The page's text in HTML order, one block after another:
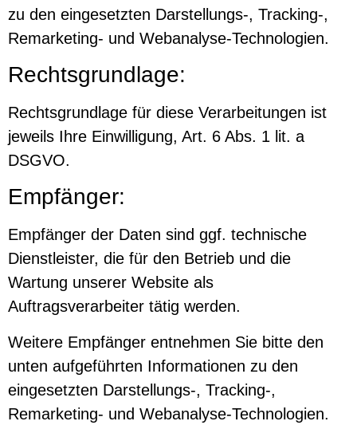
zu den eingesetzten Darstellungs-, Tracking-,
Remarketing- und Webanalyse-Technologien.
Rechtsgrundlage:
Rechtsgrundlage für diese Verarbeitungen ist
jeweils Ihre Einwilligung, Art. 6 Abs. 1 lit. a
DSGVO.
Empfänger:
Empfänger der Daten sind ggf. technische
Dienstleister, die für den Betrieb und die
Wartung unserer Website als
Auftragsverarbeiter tätig werden.
Weitere Empfänger entnehmen Sie bitte den
unten aufgeführten Informationen zu den
eingesetzten Darstellungs-, Tracking-,
Remarketing- und Webanalyse-Technologien.